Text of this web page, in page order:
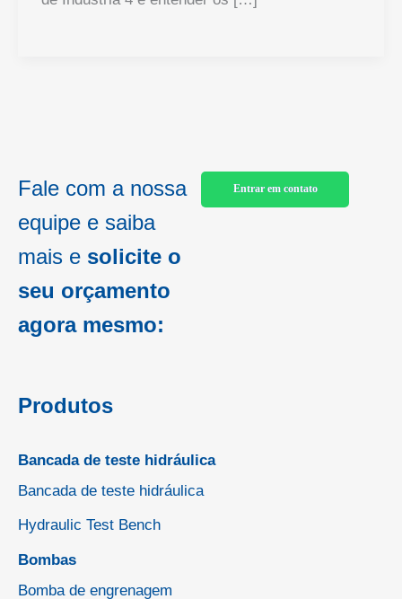
Fale com a nossa
equipe e saiba
mais e solicite o
seu orçamento
agora mesmo:
Entrar em contato
Produtos
Bancada de teste hidráulica
Bancada de teste hidráulica
Hydraulic Test Bench
Bombas
Bomba de engrenagem